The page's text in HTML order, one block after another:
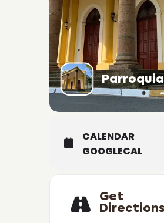
CALENDAR
GOOGLECAL
Get
Directions